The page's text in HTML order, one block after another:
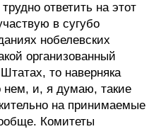
ответить на этот
в сугубо
нобелевских
организованный
то наверняка
нем, и, я думаю, такие
на принимаемые
Комитеты